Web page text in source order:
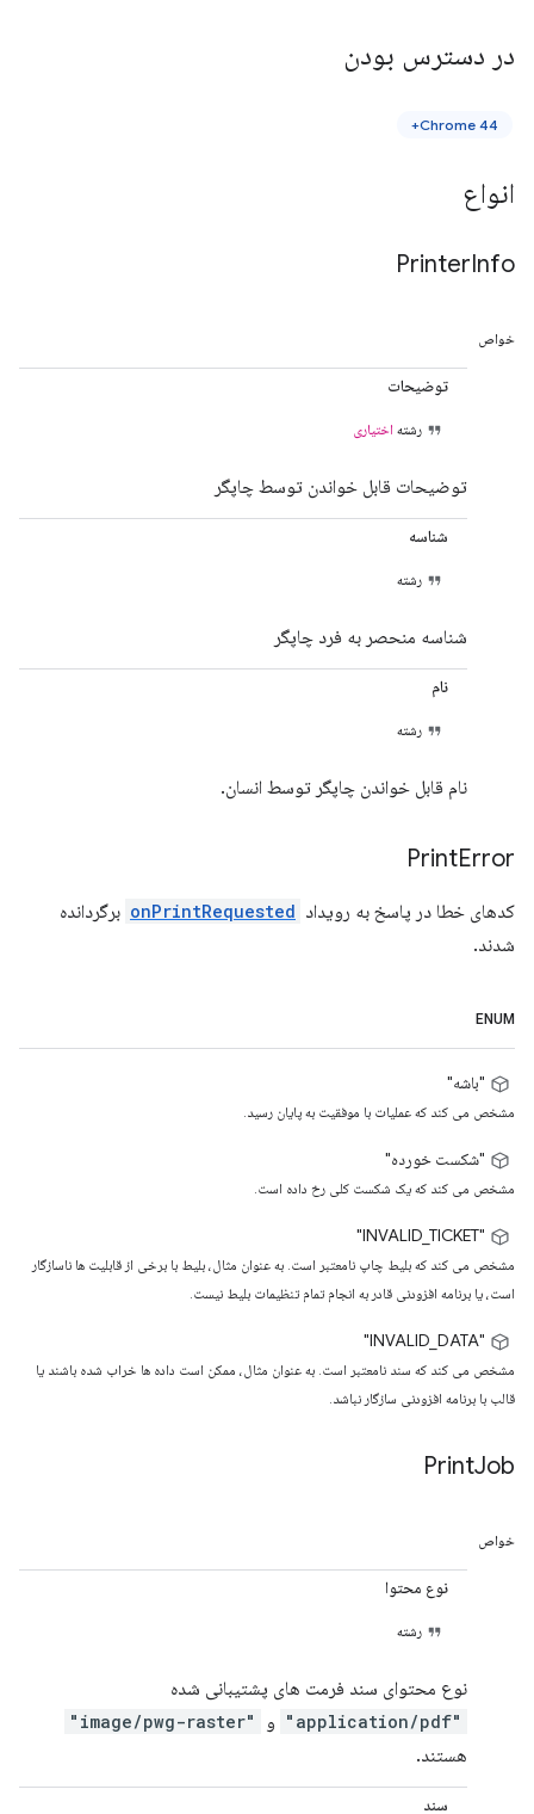
در دسترس بودن
Chrome 44+
انواع
PrinterInfo
خواص
توضیحات
رشته اختیاری
توضیحات قابل خواندن توسط چاپگر
شناسه
رشته
شناسه منحصر به فرد چاپگر
نام
رشته
نام قابل خواندن چاپگر توسط انسان.
PrintError
کدهای خطا در پاسخ به رویداد onPrintRequested برگردانده
شدند.
ENUM
"باشه"
مشخص می کند که عملیات با موفقیت به پایان رسید.
"شکست خورده"
مشخص می کند که یک شکست کلی رخ داده است.
"INVALID_TICKET"
مشخص می کند که بلیط چاپ نامعتبر است. به عنوان مثال، بلیط با برخی از قابلیت ها ناسازگار
است، یا برنامه افزودنی قادر به انجام تمام تنظیمات بلیط نیست.
"INVALID_DATA"
مشخص می کند که سند نامعتبر است. به عنوان مثال، ممکن است داده ها خراب شده باشند یا
قالب با برنامه افزودنی سازگار نباشد.
PrintJob
خواص
نوع محتوا
رشته
نوع محتوای سند فرمت های پشتیبانی شده
"application/pdf" و "image/pwg-raster"
هستند.
سند